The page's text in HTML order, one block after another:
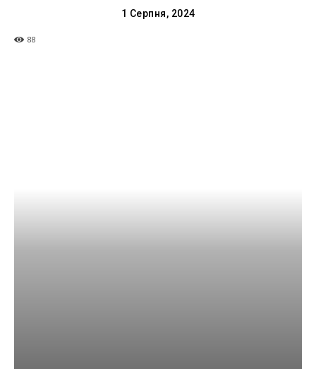
1 Серпня, 2024
88